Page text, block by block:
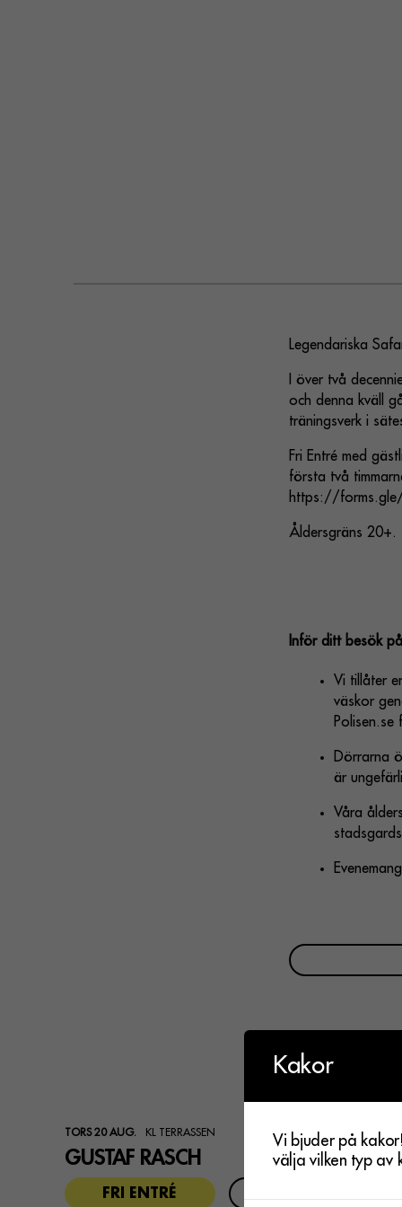
Legendariska
I över två
och denna kväll
träningsverk i
Fri Entré med
första två
https://
Åldersgräns 20+.
Inför ditt besök
Vi tillåter
väskor
Dörrarna
är
Våra
TORS 20 AUG. KL TERRASSEN
GUSTAF RASCH
FRI ENTRÉ
Kakor
Vi bjuder på
välja vilken typ av